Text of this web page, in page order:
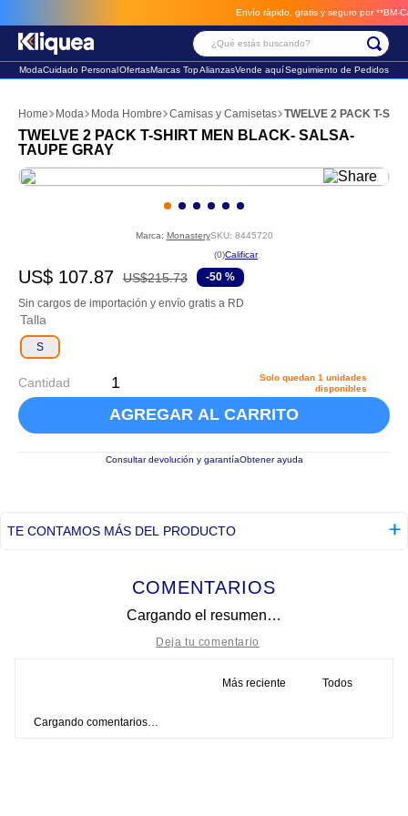
Envío rápido, gratis y seguro por **BM-
¿Qué estás buscando?
ModaCuidado PersonalOfertasMarcas TopAlianzasVende aquíSeguimiento de Pedidos
Moda Moda Hombre Camisas y Camisetas TWELVE 2 PACK T-
TWELVE 2 PACK T-SHIRT MEN BLACK- SALSA-
TAUPE GRAY
Marca: MonasterySKU: 8445720
☆
(0)
US$ 107.87 US$215.73 -50 %
Sin cargos de importación y envío gratis a RD
Talla
S
Cantidad Solo quedan 1 unidades
disponibles
AGREGAR AL CARRITO
Consultar devolución y garantíaObtener ayuda
TE CONTAMOS MÁS DEL PRODUCTO
COMENTARIOS
Cargando el resumen…
Más reciente Todos
Cargando comentarios…
2 . futbol
3. sandalia